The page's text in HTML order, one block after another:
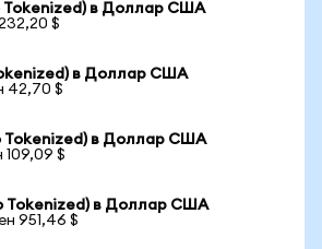
Tokenized) в Доллар США
$
в Доллар США
42,70 $
Tokenized) в Доллар США
109,09 $
Tokenized) в Доллар США
951,46 $